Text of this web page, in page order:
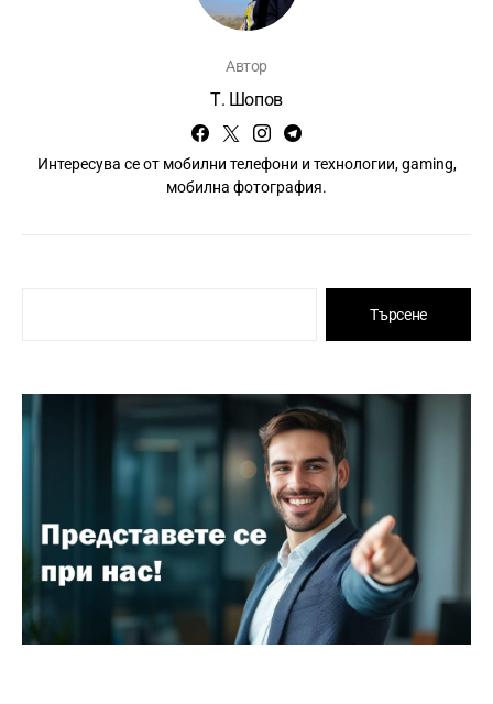
Автор
Т. Шопов
Интересува се от мобилни телефони и технологии, gaming,
мобилна фотография.
Търсене